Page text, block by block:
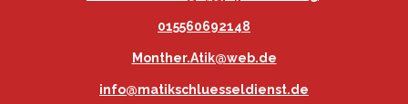
015560692148
Monther.Atik@web.de
info@matikschluesseldienst.de